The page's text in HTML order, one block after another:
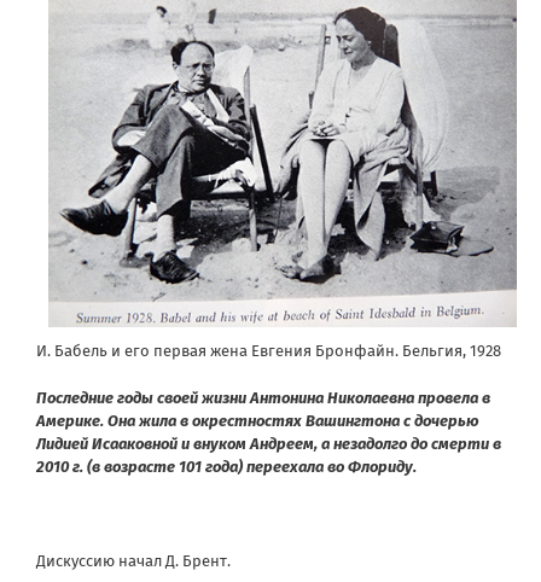
И. Бабель и его первая жена Евгения Бронфайн. Бельгия, 1928
Последние годы своей жизни Антонина Николаевна провела в
Америке. Она жила в окрестностях Вашингтона с дочерью
Лидией Исааковной и внуком Андреем, а незадолго до смерти в
2010 г. (в возрасте 101 года) переехала во Флориду.
Дискуссию начал Д. Брент.